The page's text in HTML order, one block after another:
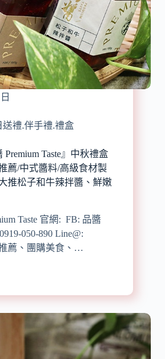
送禮.伴手禮.禮盒
Premium Taste』中秋禮盒
薦/中式醬料/高級食材製
推松子和牛辣拌醬、鮮嫩
Taste 官網: FB: 品醬
050-890 Line@:
薦、團購美食、…